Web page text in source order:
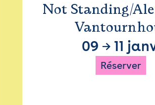
Not Standing/
09 → 11
Réserver